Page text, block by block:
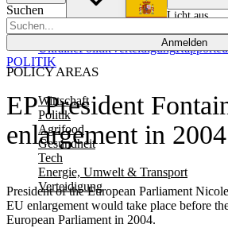
Suchen
Anmelden
POLICY AREAS
Wirtschaft
Politik
Agrifood
Gesundheit
Tech
Energie, Umwelt & Transport
Verteidigung
UkrainePolitikVerteidigung
Licht aus
EP President
enlargement in 2004
President of the European Parliament
EU enlargement would take place before
European Parliament in 2004.
POLITIK